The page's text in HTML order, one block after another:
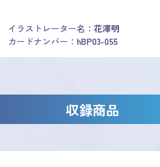
イラストレーター名： 花澤明
カードナンバー： hBP03-055
収録商品